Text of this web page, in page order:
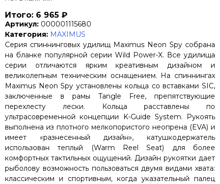
Итого: 6 965 ₽
Артикул: 000001115680
Категория: MAXIMUS
Cерия спиннинговых удилищ Maximus Neon Spy собрана
на бланке популярной серии Wild Power-X. Все удилища
серии отличаются ярким креативным дизайном и
великолепным техническим оснащением. На спиннингах
Maximus Neon Spy установлены кольца со вставками SIC,
заключенные в рамы Tangle Free, препятствующие
перехлесту лески. Кольца расставлены по
ультрасовременной концепции K-Guide System. Рукоять
выполнена из плотного мелкопористого неопрена (EVA) и
имеет «разнесенный дизайн», катушкодержатель
использован теплый (Warm Reel Seat) для более
комфортных тактильных ощущений. Дизайн рукоятки дает
рыболову возможность пользоваться двумя видами хвата:
классическим и спортивным, когда указательный палец